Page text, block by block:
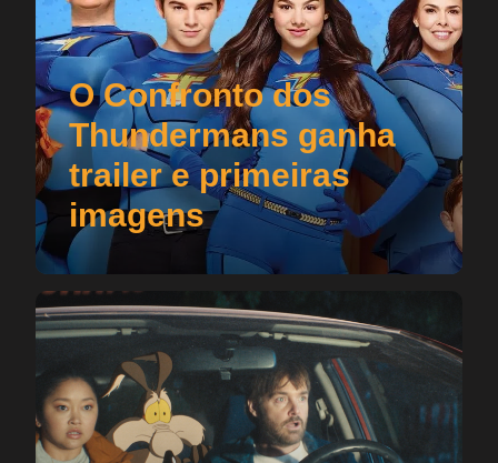
O Confronto dos
Thundermans ganha
trailer e primeiras
imagens